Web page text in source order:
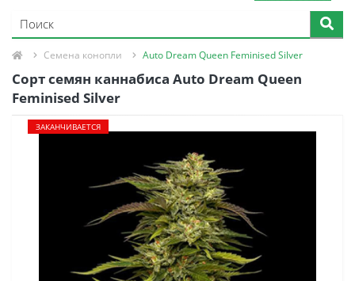
Семена конопли Auto Dream Queen Feminised Silver
Сорт семян каннабиса Auto Dream Queen
Feminised Silver
ЗАКАНЧИВАЕТСЯ